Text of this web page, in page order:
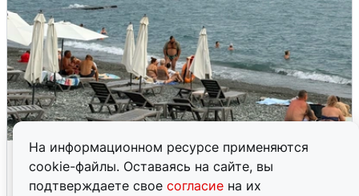
На информационном ресурсе применяются
cookie-файлы. Оставаясь на сайте, вы
подтверждаете свое согласие на их
Жители и туристы Сочи рассказали
об атаке БПЛА 5 августа